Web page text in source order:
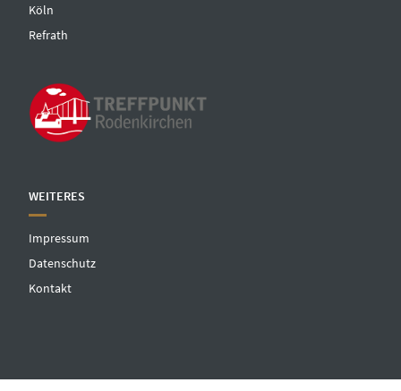
Köln
Refrath
WEITERES
Impressum
Datenschutz
Kontakt